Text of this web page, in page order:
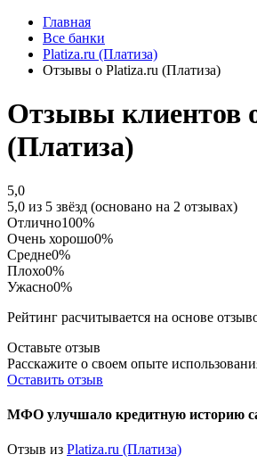
Главная
Все банки
Platiza.ru (Платиза)
Отзывы о Platiza.ru (Платиза)
Отзывы клиентов
(Платиза)
5,0
5,0 из 5 звёзд (основано на 2 отзывах)
Отлично100%
Очень хорошо0%
Средне0%
Плохо0%
Ужасно0%
Рейтинг расчитывается на основе
Оставьте отзыв
Расскажите о своем опыте
Оставить отзыв
МФО улучшало кредитную историю
Отзыв из Platiza.ru (Платиза)